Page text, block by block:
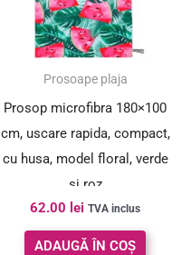
Prosoape plaja
Prosop microfibra 180×100
cm, uscare rapida, compact,
cu husa, model floral, verde
si roz
62.00 lei TVA inclus
ADAUGĂ ÎN COȘ